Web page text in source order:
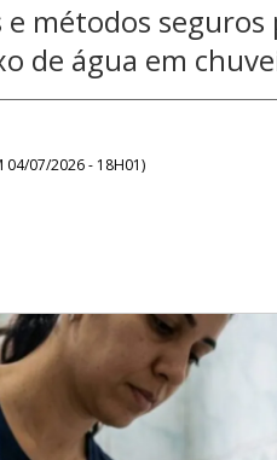
e métodos
de água em
04/07/2026 - 18H01)